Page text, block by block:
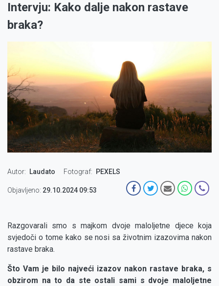
Intervju: Kako dalje nakon rastave
braka?
Autor Laudato Fotograf PEXELS
Objavljeno: 29.10.2024 09:53
Razgovarali smo s majkom dvoje maloljetne djece koja
svjedoči o tome kako se nosi sa životnim izazovima nakon
rastave braka.
Što Vam je bilo najveći izazov nakon rastave braka, s
obzirom na to da ste ostali sami s dvoje maloljetne